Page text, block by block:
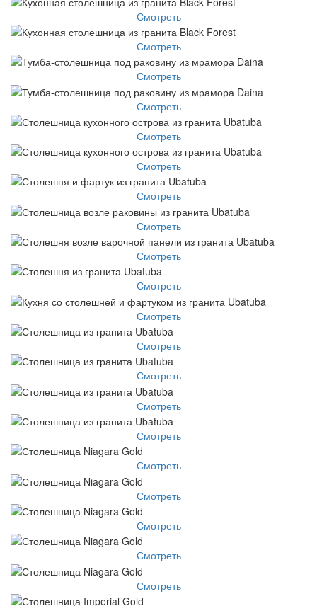
Смотреть
Смотреть
Смотреть
Смотреть
Смотреть
Смотреть
Смотреть
Смотреть
Смотреть
Смотреть
Смотреть
Смотреть
Смотреть
Смотреть
Смотреть
Смотреть
Смотреть
Смотреть
Смотреть
Смотреть